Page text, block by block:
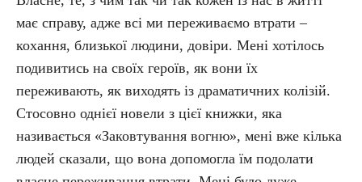
має справу, адже всі ми переживаємо втрати –
кохання, близької людини, довіри. Мені хотілось
подивитись на своїх героїв, як вони їх
переживають, як виходять із драматичних колізій.
Стосовно однієї новели з цієї книжки, яка
називається «Заковтування вогню», мені вже кілька
людей сказали, що вона допомогла їм подолати